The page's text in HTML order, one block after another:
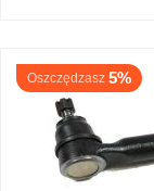
Oszczędzasz 5%